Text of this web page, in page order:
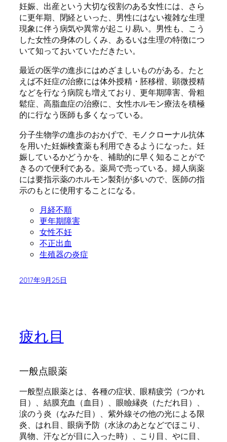
妊娠、出産という大切な役割のある女性には、さら
に更年期、閉経といった、男性にはない複雑な生理
現象に伴う病気や異常が起こり易い。男性も、こう
した女性の身体のしくみ、あるいは生理の特徴につ
いて知っておいていただきたい。
最近の医学の進歩にはめざましいものがある。たと
えば不妊症の治療には体外授精・胚移楷、顕微授精
などを行なう病院も増えており、更年期障害、骨粗
鬆症、高脂血症の治療に、女性ホルモン療法を積極
的に行なう医師も多くなっている。
分子生物学の進歩のおかげで、モノクローナル抗体
を用いた妊娠検査薬も利用できるようになった。妊
娠しているかどうかを、補助的に早く知ることがで
きるので便利である。薬局で売っている。婦人病薬
には要指示薬のホルモン製剤が多いので、医師の指
示のもとに使用することになる。
月経不順
更年期障害
女性不妊
不正出血
生殖器の炎症
2017年9月25日
疲れ目
一般点眼薬
一般型点眼薬とは、各種の症状、眼精疲労（つかれ
目）、結膜充血（血目）、眼瞼縁炎（ただれ目）、
涙のう炎（なみだ目）、紫外線その他の光による限
炎、はれ目、眼病予防（水泳のあとなどでほこり、
異物、汗などが目に入った時）、こり目、やに目、